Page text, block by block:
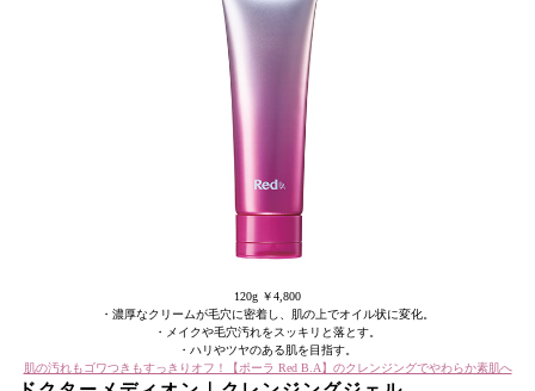
120g ￥4,800
・濃厚なクリームが毛穴に密着し、肌の上でオイル状に変化。
・メイクや毛穴汚れをスッキリと落とす。
・ハリやツヤのある肌を目指す。
肌の汚れもゴワつきもすっきりオフ！【ポーラ Red B.A】のクレンジングでやわらか素肌へ